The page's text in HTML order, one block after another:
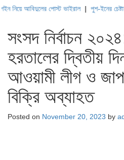
পোস্ট ভাইরাল|পুশ-ইনের চেষ্টায় বিএসএফ,
সংসদ নির্বাচন
হরতালের দ্বিতীয়
আওয়ামী লীগ ও
বিক্রি অব্যাহত
Posted on November 20, 2023 by